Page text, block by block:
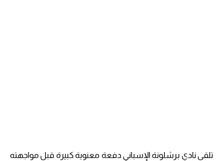
تلقى نادي برشلونة الإسباني دفعة معنوية كبيرة قبل مواجهته